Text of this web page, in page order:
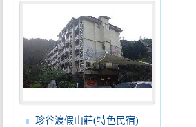
珍谷渡假山莊(特色民宿)